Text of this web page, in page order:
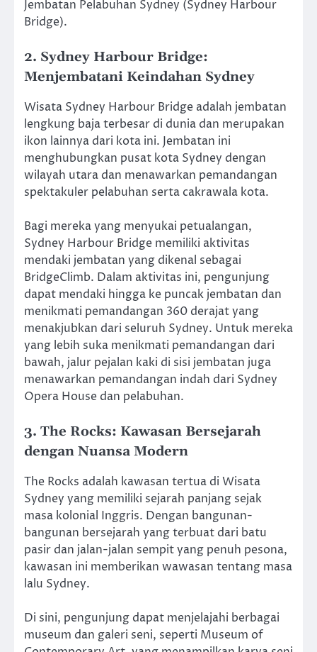
Jembatan Pelabuhan Sydney (Sydney Harbour
Bridge).
2. Sydney Harbour Bridge:
Menjembatani Keindahan Sydney
Wisata Sydney Harbour Bridge adalah jembatan
lengkung baja terbesar di dunia dan merupakan
ikon lainnya dari kota ini. Jembatan ini
menghubungkan pusat kota Sydney dengan
wilayah utara dan menawarkan pemandangan
spektakuler pelabuhan serta cakrawala kota.
Bagi mereka yang menyukai petualangan,
Sydney Harbour Bridge memiliki aktivitas
mendaki jembatan yang dikenal sebagai
BridgeClimb. Dalam aktivitas ini, pengunjung
dapat mendaki hingga ke puncak jembatan dan
menikmati pemandangan 360 derajat yang
menakjubkan dari seluruh Sydney. Untuk mereka
yang lebih suka menikmati pemandangan dari
bawah, jalur pejalan kaki di sisi jembatan juga
menawarkan pemandangan indah dari Sydney
Opera House dan pelabuhan.
3. The Rocks: Kawasan Bersejarah
dengan Nuansa Modern
The Rocks adalah kawasan tertua di Wisata
Sydney yang memiliki sejarah panjang sejak
masa kolonial Inggris. Dengan bangunan-
bangunan bersejarah yang terbuat dari batu
pasir dan jalan-jalan sempit yang penuh pesona,
kawasan ini memberikan wawasan tentang masa
lalu Sydney.
Di sini, pengunjung dapat menjelajahi berbagai
museum dan galeri seni, seperti Museum of